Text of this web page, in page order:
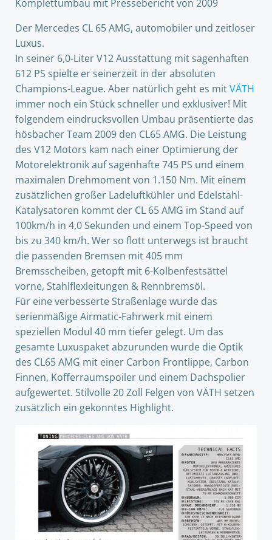
Komplettumbau mit Pressebericht von 2009
Der Mercedes CL 65 AMG, automobiler und zeitloser
Luxus.
In seiner 6,0-Liter V12 Ausstattung mit sagenhaften
612 PS spielte er seinerzeit in der absoluten
Champions-League. Aber natürlich geht es mitVÄTH
immer noch ein Stück schneller und exklusiver! Mit
folgendem eindrucksvollen Umbau präsentierte das
hösbacher Team 2009 den CL65 AMG. Die Leistung
des V12 Motors kam nach einer Optimierung der
Motorelektronik auf sagenhafte 745 PS und einem
maximalen Drehmoment von 1.150 Nm. Mit einem
zusätzlichen großer Ladeluftkühler und Edelstahl-
Katalysatoren kommt der CL 65 AMG im Stand auf
100km/h in 4,0 Sekunden und einem Top-Speed von
bis zu 340 km/h. Wer so flott unterwegs ist braucht
die passenden Bremsen mit 405 mm
Bremsscheiben, getopft mit 6-Kolbenfestsättel
vorne, Stahlflexleitungen & Rennbremsöl.
Für eine verbesserte Straßenlage wurde das
serienmäßige Airmatic-Fahrwerk mit einem
speziellen Modul 40 mm tiefer gelegt. Um das
gesamte Luxuspaket abzurunden wurde die Optik
des CL65 AMG mit einer Carbon Frontlippe, Carbon
Finnen, Kofferraumspoiler und einem Dachspolier
aufgewertet. Stilvolle 20 Zoll Felgen von VÄTH setzen
zusätzlich ein gekonntes Highlight.